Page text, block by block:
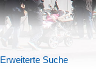
Erweiterte Suche